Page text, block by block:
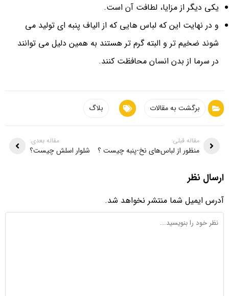
یکی دیگر از مزایا، لطافت آن است.
و در نهایت این که لباس هایی که از الیاف پنبه ای تولید می
شوند ضخیم تر و البته گرم تر هستند به همین دلیل می توانند
در سرما از بدن انسان محافظت کنند.
برگشت به مقالات بلاگ
مقاله قبلی:
منظور از لباس‌های نخ-پنبه چیست ؟
مقاله بعدی:
شلوار اسلش چیست؟
ارسال نظر
آدرس ایمیل شما منتشر نخواهد شد.